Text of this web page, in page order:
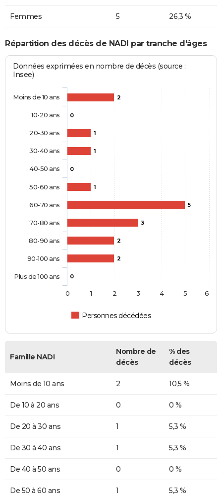
Femmes 5 26,3 %
Répartition des décès de NADI par tranche d'âges
Données exprimées en nombre de décès (source :
Insee)
2
0
1
1
0
1
5
3
2
2
0
Personnes décédées
Moins de 10 ans
10-20 ans
20-30 ans
30-40 ans
40-50 ans
50-60 ans
60-70 ans
70-80 ans
80-90 ans
90-100 ans
Plus de 100 ans
0 1 2 3 4 5 6
Famille NADI
Nombre de
décès
% des
décès
Moins de 10 ans 2 10,5 %
De 10 à 20 ans 0 0 %
De 20 à 30 ans 1 5,3 %
De 30 à 40 ans 1 5,3 %
De 40 à 50 ans 0 0 %
De 50 à 60 ans 1 5,3 %